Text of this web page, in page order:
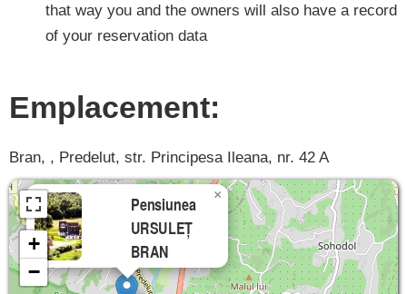
that way you and the owners will also have a record
of your reservation data
Emplacement:
Bran, , Predelut, str. Principesa Ileana, nr. 42 A
Pensiunea
URSULEȚ
BRAN
×
+
−